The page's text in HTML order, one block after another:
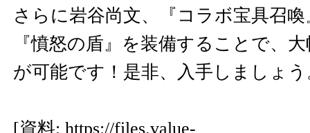
さらに岩谷尚文、『コラボ宝具召
『憤怒の盾』を装備することで、
が可能です！是非、入手しましょ
[資料: https://files.value-